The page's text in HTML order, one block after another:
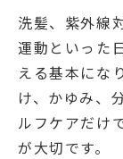
洗髪、紫外線
運動といった
える基本にな
け、かゆみ、
ルフケアだけ
が大切です。